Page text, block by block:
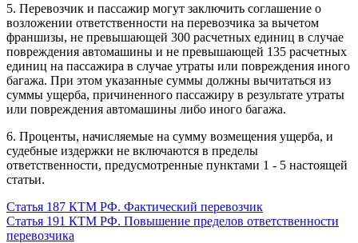
5. Перевозчик и пассажир могут заключить соглашение о
возложении ответственности на перевозчика за вычетом
франшизы, не превышающей 300 расчетных единиц в случае
повреждения автомашины и не превышающей 135 расчетных
единиц на пассажира в случае утраты или повреждения иного
багажа. При этом указанные суммы должны вычитаться из
суммы ущерба, причиненного пассажиру в результате утраты
или повреждения автомашины либо иного багажа.
6. Проценты, начисляемые на сумму возмещения ущерба, и
судебные издержки не включаются в пределы
ответственности, предусмотренные пунктами 1 - 5 настоящей
статьи.
Статья 187 КТМ РФ. Фактический перевозчик
Статья 191 КТМ РФ. Повышение пределов ответственности
перевозчика